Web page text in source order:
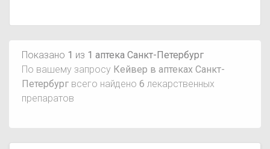
Показано 1 из 1 аптека Санкт-Петербург
По вашему запросу Кейвер в аптеках Санкт-
Петербург всего найдено 6 лекарственных
препаратов